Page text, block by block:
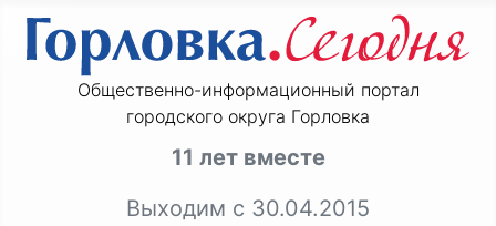
Общественно-информационный портал
городского округа Горловка
11 лет вместе
Выходим с 30.04.2015